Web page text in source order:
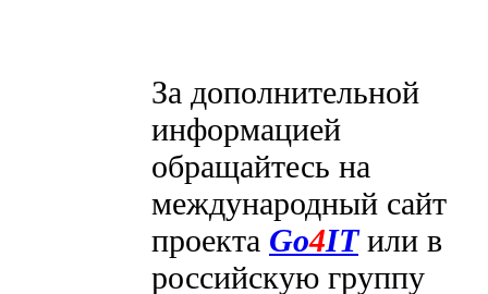
За дополнительной
информацией
обращайтесь на
международный сайт
проекта Go4ITили в
российскую группу